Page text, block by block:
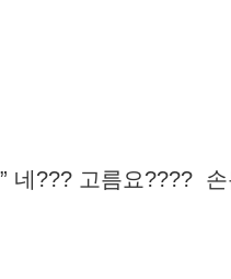
” 네??? 고름요????